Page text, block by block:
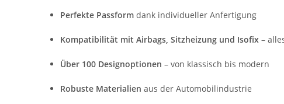
Perfekte Passform dank individueller Anfertigung
Kompatibilität mit Airbags, Sitzheizung und Isofix –
Über 100 Designoptionen – von klassisch bis modern
Robuste Materialien aus der Automobilindustrie